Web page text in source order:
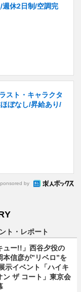
週休2日制/空調完
スト・キャラクタ
ぼなし/昇給あり/
by
ト・レポート
ュー!!」西谷夕役の
本信彦が”リベロ”を
示イベント「ハイキ
ン ザ コート」東京会